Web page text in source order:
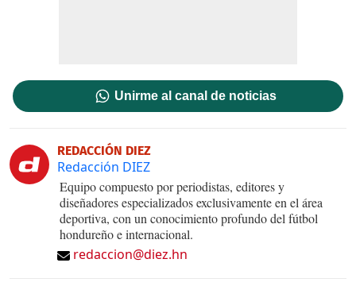
Unirme al canal de noticias
REDACCIÓN DIEZ
Redacción DIEZ
Equipo compuesto por periodistas, editores y
diseñadores especializados exclusivamente en el área
deportiva, con un conocimiento profundo del fútbol
hondureño e internacional.
redaccion@diez.hn